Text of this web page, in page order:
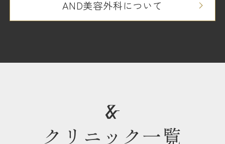
AND美容外科について
クリニック一覧